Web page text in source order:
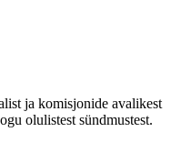
ja komisjonide avalikest
olulistest sündmustest.